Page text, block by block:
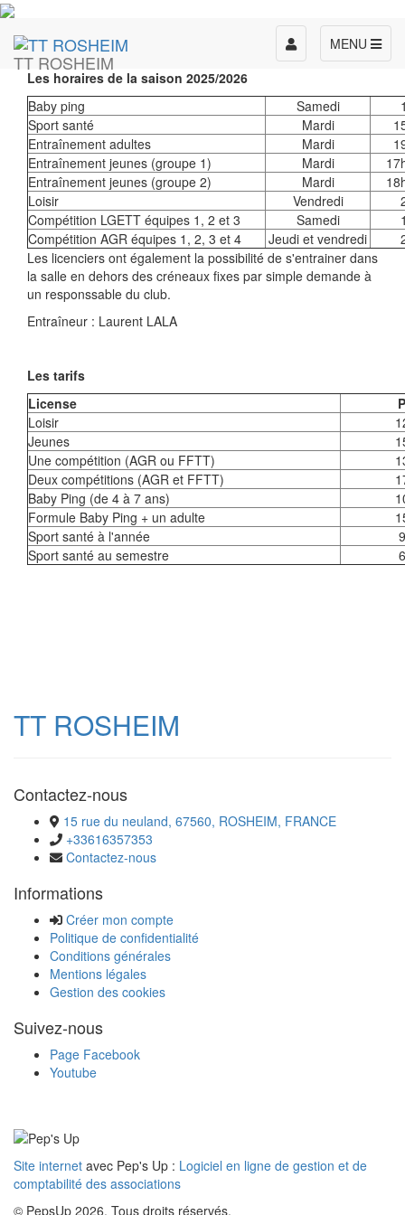
TT ROSHEIM
MENU
Toggle
navigation
Les horaires de la saison 2025/2026
Baby ping
Samedi
Sport santé
Mardi
Entraînement adultes
Mardi
Entraînement jeunes (groupe 1)
Mardi
Entraînement jeunes (groupe 2)
Mardi
Loisir
Vendredi
Compétition LGETT équipes 1, 2 et 3
Samedi
Compétition AGR équipes 1, 2, 3 et 4
Jeudi et vendredi
Les licenciers ont également la possibilité de s'entrainer dans
la salle en dehors des créneaux fixes par simple demande à
un responssable du club.
Entraîneur : Laurent LALA
Les tarifs
License
Loisir
Jeunes
Une compétition (AGR ou FFTT)
Deux compétitions (AGR et FFTT)
Baby Ping (de 4 à 7 ans)
Formule Baby Ping + un adulte
Sport santé à l'année
Sport santé au semestre
TT ROSHEIM
Contactez-nous
15 rue du neuland, 67560, ROSHEIM, FRANCE
+33616357353
Contactez-nous
Informations
Créer mon compte
Politique de confidentialité
Conditions générales
Mentions légales
Gestion des cookies
Suivez-nous
Page Facebook
Youtube
Site internet avec Pep's Up : Logiciel en ligne de gestion et de
comptabilité des associations
© PepsUp 2026. Tous droits réservés.